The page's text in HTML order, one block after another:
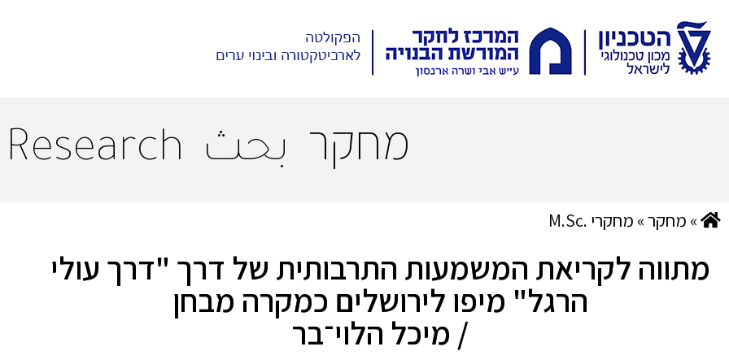
מחקר بحث Research
» מחקר» מחקרי .M.Sc
מתווה לקריאת המשמעות התרבותית של דרך "דרך עולי
הרגל" מיפו לירושלים כמקרה מבחן
/ מיכל הלוי־בר